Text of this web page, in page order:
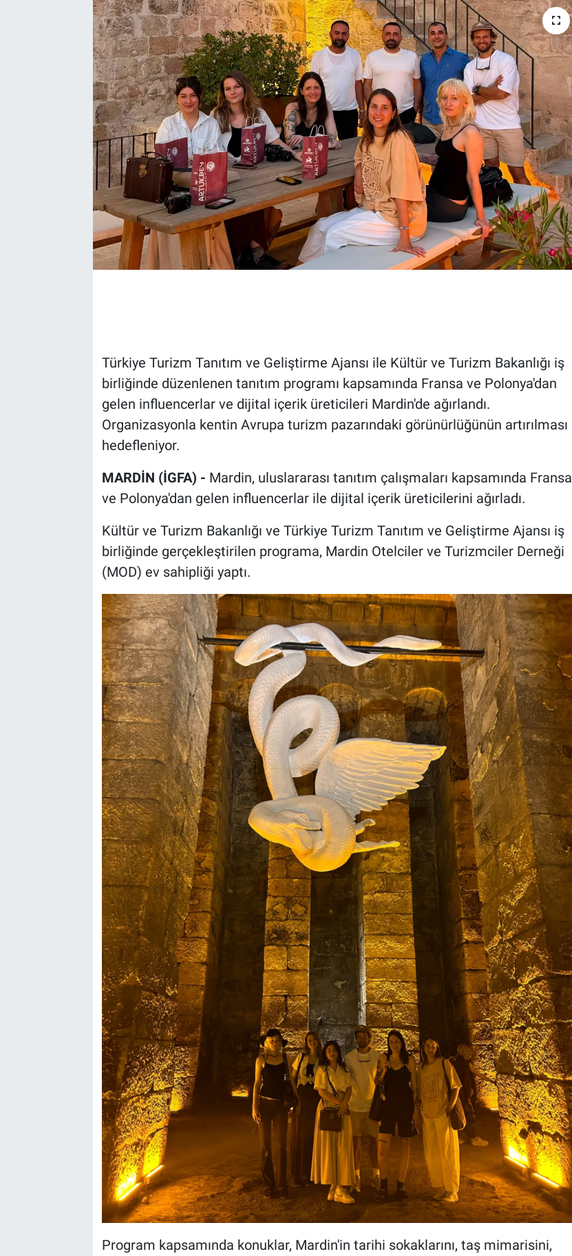
Türkiye Turizm Tanıtım ve Geliştirme Ajansı ile Kültür ve Turizm Bakanlığı iş
birliğinde düzenlenen tanıtım programı kapsamında Fransa ve Polonya'dan
gelen influencerlar ve dijital içerik üreticileri Mardin'de ağırlandı.
Organizasyonla kentin Avrupa turizm pazarındaki görünürlüğünün artırılması
hedefleniyor.
MARDİN (İGFA) - Mardin, uluslararası tanıtım çalışmaları kapsamında Fransa
ve Polonya'dan gelen influencerlar ile dijital içerik üreticilerini ağırladı.
Kültür ve Turizm Bakanlığı ve Türkiye Turizm Tanıtım ve Geliştirme Ajansı iş
birliğinde gerçekleştirilen programa, Mardin Otelciler ve Turizmciler Derneği
(MOD) ev sahipliği yaptı.
Program kapsamında konuklar, Mardin'in tarihi sokaklarını, taş mimarisini,